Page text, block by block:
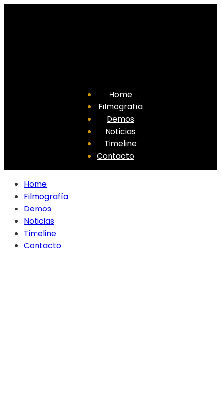
Home
Filmografía
Demos
Noticias
Timeline
Contacto
Home
Filmografía
Demos
Noticias
Timeline
Contacto